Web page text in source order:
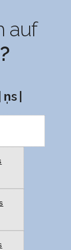
auf
|